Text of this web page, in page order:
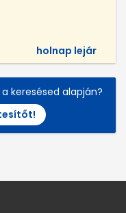
holnap lejár
keresésed alapján?